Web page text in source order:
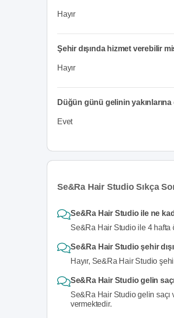
Hayır
Şehir dışında hizmet verebilir
Hayır
Düğün günü gelinin
Evet
Se&Ra Hair Studio Sıkça
Se&Ra Hair Studio ile ne
Se&Ra Hair Studio ile 4 hafta
Se&Ra Hair Studio şehir
Hayır, Se&Ra Hair Studio
Se&Ra Hair Studio gelin
Se&Ra Hair Studio gelin saçı
vermektedir.